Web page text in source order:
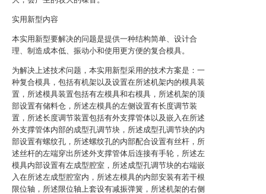
实用新型内容
本实用新型要解决的问题是提供一种结构简单、设计合
理、制造成本低、振动小和使用更方便的复合模具。
为解决上述技术问题，本实用新型采用的技术方案是：一
种复合模具，包括有机架以及设置在所述机架内的模具装
置，所述模具装置包括有左模具和右模具，所述机架的顶
部设置有储料仓，所述左模具的左侧设置有长度调节装
置，所述长度调节装置包括有外支撑管体以及嵌入在所述
外支撑管体内部的成型孔调节块，所述成型孔调节块的内
部设置有螺纹孔，所述螺纹孔的内部配合设置有丝杆，所
述丝杆的左端穿出所述外支撑管体后连接有手轮，所述左
模具内部设置有左成型腔室，所述成型孔调节块的右端嵌
入在所述左成型腔室内，所述左模具的内部安装有若干根
限位轴，所述限位轴上套设有减振弹簧，所述机架的右侧